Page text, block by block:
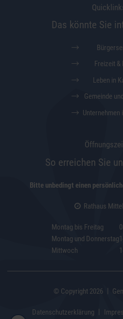
Das könnte Sie
Freizeit &
Leben in
Gemeinde
Unternehmen
So erreichen Sie
Bitte unbedingt einen
Rathaus
Montag bis Freitag
Montag und Donnerstag
Mittwoch
© Copyright 2026 |
Datenschutzerklärung |